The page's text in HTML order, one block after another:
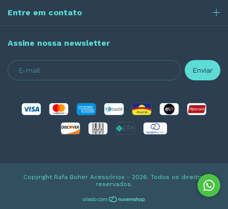
Entre em contato
Assine nossa newsletter
Copyright Rafa Boher Acessórios - 2026. Todos os direitos
reservados.